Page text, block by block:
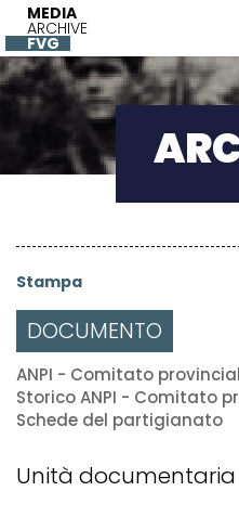
MEDIA
ARCHIVE
FVG
Stampa
DOCUMENTO
ANPI - Comitato
Storico ANPI - Comitato
Schede del partigianato
Unità documentaria